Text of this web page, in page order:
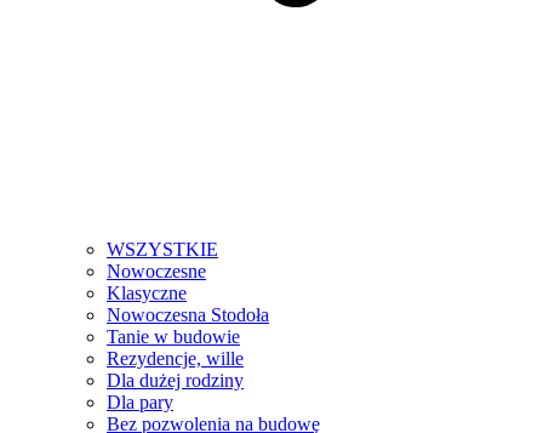
WSZYSTKIE
Nowoczesne
Klasyczne
Nowoczesna Stodoła
Tanie w budowie
Rezydencje, wille
Dla dużej rodziny
Dla pary
Bez pozwolenia na budowę